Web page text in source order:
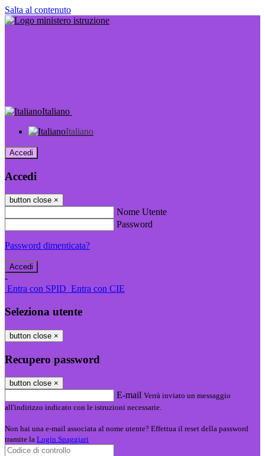
Salta al contenuto
Italiano
Italiano
Accedi
Accedi
button close ×
Nome Utente
Password
Password dimenticata?
-
Entra con SPID Entra con CIE
Seleziona utente
button close ×
Recupero password
button close ×
E-mail Verrà inviato un messaggio
all'indirizzo indicato con le istruzioni necessarie.
Non hai una e-mail associata al nome utente? Effettua il reset della password
tramite la Login Spaggiari